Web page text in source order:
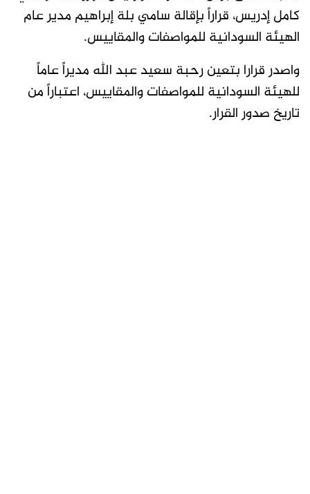
كامل إدريس، قراراً بإقالة سامي بلة إبراهيم مدير عام
الهيئة السودانية للمواصفات والمقاييس.
واصدر قرارا بتعين رحبة سعيد عبد الله مديراً عاماً
للهيئة السودانية للمواصفات والمقاييس، اعتباراً من
تاريخ صدور القرار.